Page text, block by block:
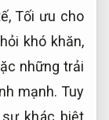
Tối ưu cho
khó khăn,
những trải
mạnh. Tuy
khác biệt